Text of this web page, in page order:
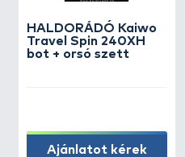
HALDORÁDÓ Kaiwo
Travel Spin 240XH
bot + orsó szett
Ajánlatot kérek